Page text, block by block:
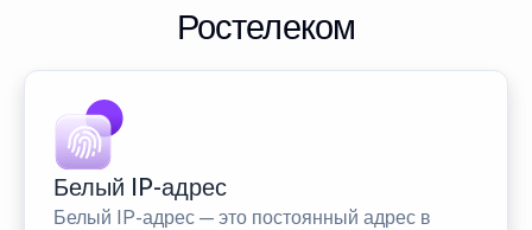
Ростелеком
Белый IP-адрес
Белый IP-адрес — это постоянный адрес в